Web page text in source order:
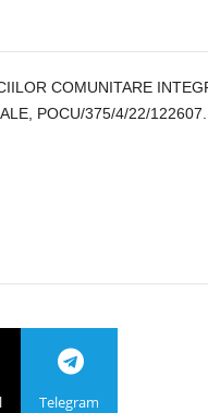
COMUNITARE
POCU/375/4/22/122607.
Telegram